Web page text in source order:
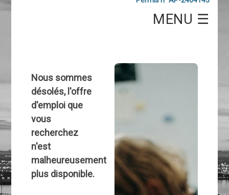
MENU ☰
Nous sommes
désolés, l'offre
d'emploi que
vous
recherchez
n'est
malheureusement
plus disponible.